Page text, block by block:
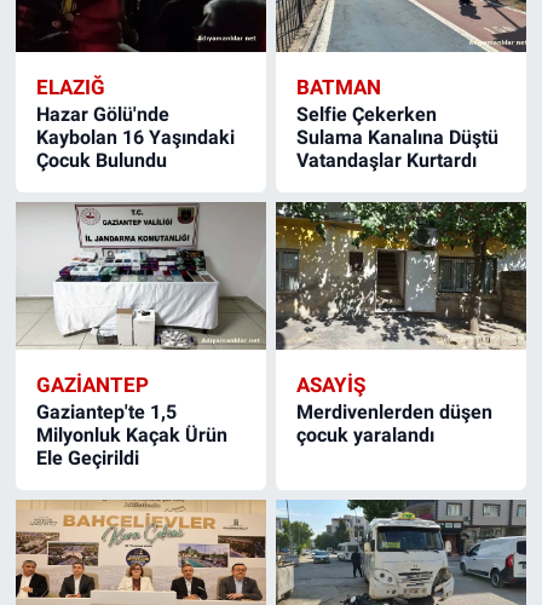
ELAZIĞ
Hazar Gölü'nde
Kaybolan 16 Yaşındaki
Çocuk Bulundu
BATMAN
Selfie Çekerken
Sulama Kanalına Düştü
Vatandaşlar Kurtardı
GAZIANTEP
Gaziantep'te 1,5
Milyonluk Kaçak Ürün
Ele Geçirildi
ASAYIŞ
Merdivenlerden düşen
çocuk yaralandı